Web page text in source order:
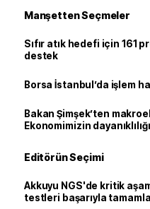
Manşetten Seçmeler
Sıfır atık hedefi için 161
destek
Borsa İstanbul’da işlem
Bakan Şimşek’ten
Ekonomimizin
Editörün Seçimi
Akkuyu NGS'de kritik
testleri başarıyla